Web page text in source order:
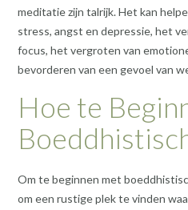
meditatie zijn talrijk. Het kan
stress, angst en depressie, het
focus, het vergroten van
bevorderen van een gevoel van
Hoe te
Om te beginnen met
om een rustige plek te vinden